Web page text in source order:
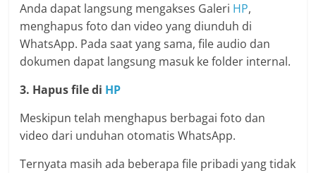
Anda dapat langsung mengakses Galeri HP,
menghapus foto dan video yang diunduh di
WhatsApp. Pada saat yang sama, file audio dan
dokumen dapat langsung masuk ke folder internal.
3. Hapus file di HP
Meskipun telah menghapus berbagai foto dan
video dari unduhan otomatis WhatsApp.
Ternyata masih ada beberapa file pribadi yang tidak